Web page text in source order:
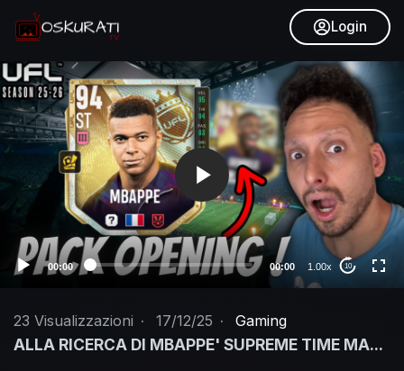
Login
V
d
e
o
P
00:00 00:00 1.00x 10
23 Visualizzazioni · 17/12/25 · Gaming
ALLA RICERCA DI MBAPPE' SUPREME TIME MA...